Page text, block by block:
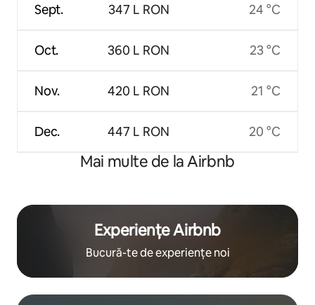
Sept.
Oct.
Nov.
Dec.
347 L RON
360 L RON
420 L RON
447 L RON
24 °C
23 °C
21 °C
20 °C
Mai multe de la Airbnb
Experiențe Airbnb
Bucură-te de experiențe noi